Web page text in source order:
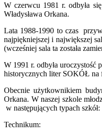
W czerwcu 1981 r. odbyła
Władysława Orkana.
Lata 1988-1990 to czas
najpiękniejszej i największej
(wcześniej sala ta została
W 1991 r. odbyła uroczystość
historycznych liter SOKÓŁ na
Obecnie użytkownikiem
Orkana. W naszej szkole
w następujących typach szkół:
Technikum: